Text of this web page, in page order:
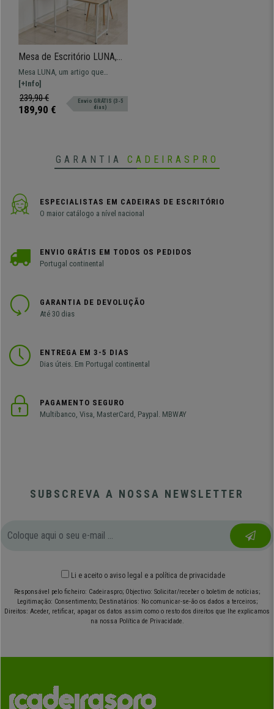
Mesa de Escritório LUNA,
Estante Lateral, Formato em
L, 140x125x149cm, Fabrico
em Madeira
Mesa LUNA, um artigo que
assegura máxima organização
devido a todo o espaço
disponível!
[+Info]
239,90 €
189,90 €
Envio GRÁTIS (3-5
dias)
GARANTIA CADEIRASPRO
ESPECIALISTAS EM CADEIRAS DE ESCRITÓRIO
O maior catálogo a nível nacional
ENVIO GRÁTIS EM TODOS OS PEDIDOS
Portugal continental
GARANTIA DE DEVOLUÇÃO
Até 30 dias
ENTREGA EM 3-5 DIAS
Dias úteis. Em Portugal continental
PAGAMENTO SEGURO
Multibanco, Visa, MasterCard, Paypal. MBWAY
SUBSCREVA A NOSSA NEWSLETTER
Li e aceito o aviso legal e a política de privacidade
Responsável pelo ficheiro: Cadeiraspro; Objectivo: Solicitar/receber o boletim de notícias;
Legitimação: Consentimento; Destinatários: No comunicar-se-ão os dados a terceiros;
Direitos: Aceder, retificar, apagar os datos assim como o resto dos direitos que lhe explicamos
na nossa Política de Privacidade.